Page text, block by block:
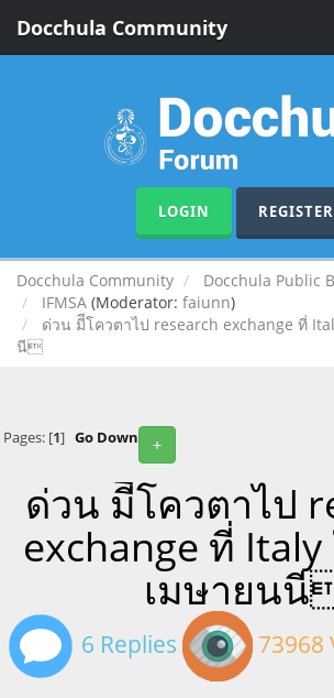
Docchula Community
LOGIN REGISTER
Docchula Community
Docchula Public
IFMSA (Moderator: faiunn)
ด่วน มีีโควตาไป research exchange ที่
นี
+
Pages: [1] Go Down
ด่วน มีีโควตาไป
exchange ที่
เมษายนนี
6 Replies 73968